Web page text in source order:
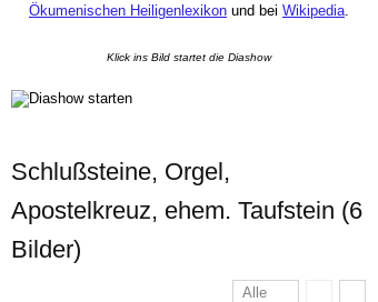
Ökumenischen Heiligenlexikon und bei Wikipedia
Klick ins Bild startet die Diashow
Schlußsteine, Orgel,
Apostelkreuz, ehem. Taufstein (6
Bilder)
Alle